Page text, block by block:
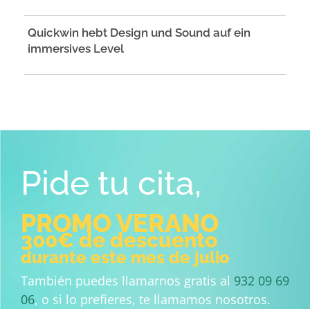
Quickwin hebt Design und Sound auf ein
immersives Level
Pide tu cita,
PROMO VERANO
300€ de descuento
durante este mes de julio
También puedes llamarnos gratis al 932 09 69
06, o si lo prefieres, te llamamos nosotros.